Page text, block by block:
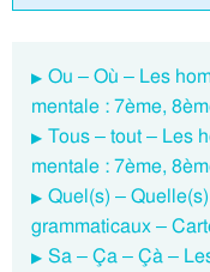
Ou – Où – Les
mentale : 7ème,
Tous – tout – Les
mentale : 7ème,
Quel(s) –
grammaticaux –
Sa – Ça – Çà –